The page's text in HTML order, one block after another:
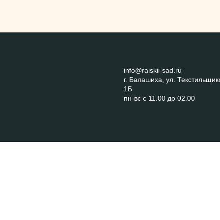
info@raiskii-sad.ru
г. Балашиха, ул.
1Б
пн-вс с 11.00 до 02.00